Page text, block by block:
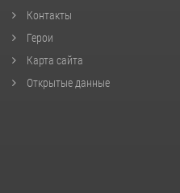
Контакты
Герои
Карта сайта
Открытые данные